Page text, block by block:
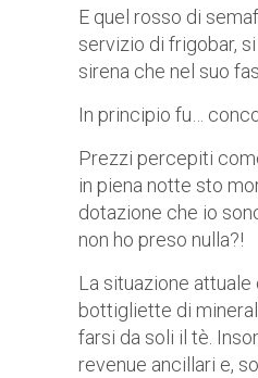
E quel rosso di
servizio di frigobar,
sirena che nel suo
In principio fu…
Prezzi percepiti
in piena notte sto
dotazione che io
non ho preso nulla?!
La situazione
bottigliette di
farsi da soli il tè.
revenue ancillari e,